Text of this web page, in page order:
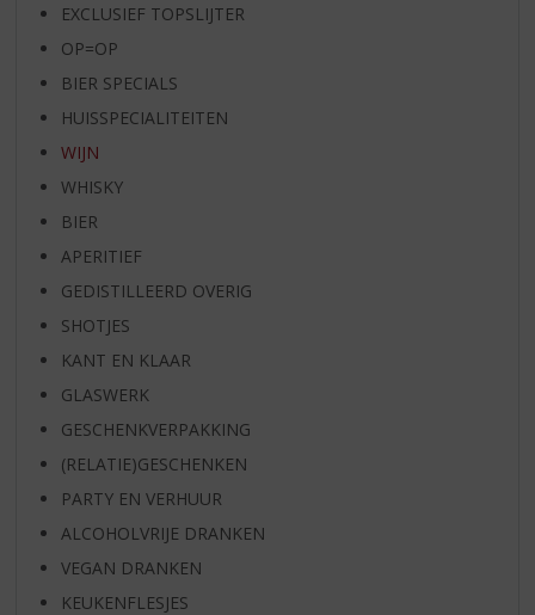
EXCLUSIEF TOPSLIJTER
OP=OP
BIER SPECIALS
HUISSPECIALITEITEN
WIJN
WHISKY
BIER
APERITIEF
GEDISTILLEERD OVERIG
SHOTJES
KANT EN KLAAR
GLASWERK
GESCHENKVERPAKKING
(RELATIE)GESCHENKEN
PARTY EN VERHUUR
ALCOHOLVRIJE DRANKEN
VEGAN DRANKEN
KEUKENFLESJES